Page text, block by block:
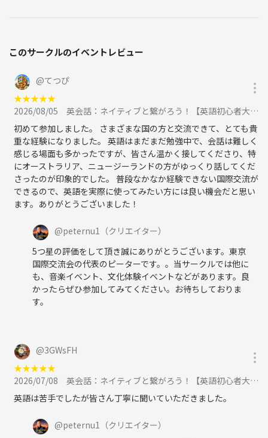
このサークルのイベントレビュー
@てつぴ
★★★★★
2026/08/05
英会話：ネイティブと繋がろう！【英語初心者大歓迎】一番人気の英会話！に参加
初めて参加しました。 さまざまな国の方と交流できて、とても貴
重な経験になりました。 英語はまだまだ勉強中で、会話は難しく
感じる場面も多かったですが、皆さん温かく接してくださり、特
にオーストラリア、ニュージーランドの方がゆっくり話してくだ
さったのが印象的でした。 普段なかなか経験できない国際交流が
できるので、英語を実際に使ってみたい方には良い機会だと思い
ます。ありがとうございました！
@peternu1
（クリエイター）
5つ星の評価をして頂き誠にありがとうございます。東京
国際交流会の代表のピーターです。。当サークルでは他に
も、音楽イベント、文化体験イベントなどがあります。良
かったらぜひ参加してみてください。お待ちしておりま
す。
@3GWsFH
★★★★★
2026/07/08
英会話：ネイティブと繋がろう！【英語初心者大歓迎】一番人気の英会話！に参加
英語は苦手でしたが皆さん丁寧に聞いていただきました。
@peternu1
（クリエイター）